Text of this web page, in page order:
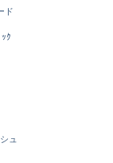
ド
ｸ
ュ